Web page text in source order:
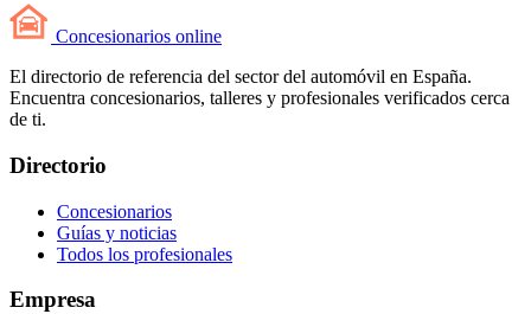
Concesionarios online
El directorio de referencia del sector del automóvil en España.
Encuentra concesionarios, talleres y profesionales verificados cerca
de ti.
Directorio
Concesionarios
Guías y noticias
Todos los profesionales
Empresa